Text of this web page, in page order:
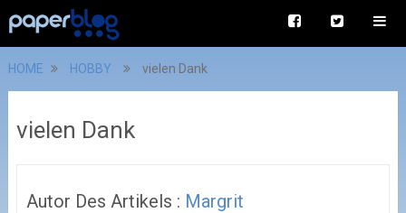
HOME HOBBY vielen Dank
vielen Dank
Autor Des Artikels : Margrit